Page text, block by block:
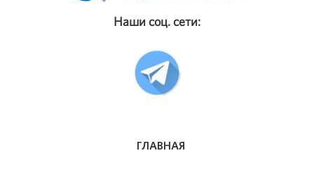
Наши соц. сети:
ГЛАВНАЯ